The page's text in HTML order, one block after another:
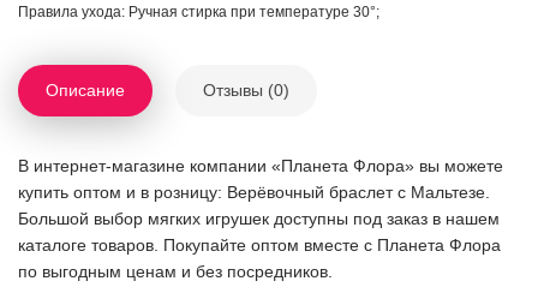
Правила ухода: Ручная стирка при температуре 30°;
Описание Отзывы (0)
В интернет-магазине компании «Планета Флора» вы можете
купить оптом и в розницу: Верёвочный браслет с Мальтезе.
Большой выбор мягких игрушек доступны под заказ в нашем
каталоге товаров. Покупайте оптом вместе с Планета Флора
по выгодным ценам и без посредников.